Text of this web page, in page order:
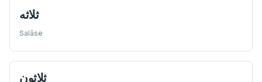
ثلاثه
Salâse
ثلاثون